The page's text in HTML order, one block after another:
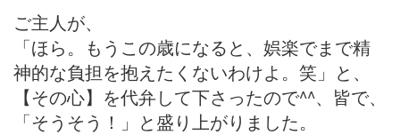
ご主人が、
「ほら。もうこの歳になると、娯楽でまで精
神的な負担を抱えたくないわけよ。笑」と、
【その心】を代弁して下さったので^^、皆で、
「そうそう！」と盛り上がりました。